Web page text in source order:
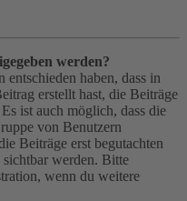
werden?
haben, dass in
erstellt hast, die Beiträge
ist auch möglich, dass die
von Benutzern
Beiträge erst begutachten
sichtbar werden. Bitte
wenn du weitere